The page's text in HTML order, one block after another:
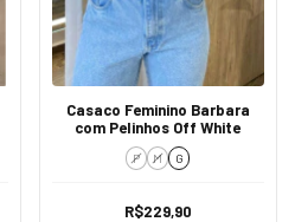
Casaco Feminino Barbara
com Pelinhos Off White
P M G
R$229,90